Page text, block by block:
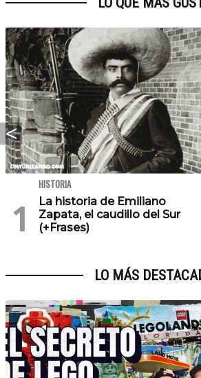
HISTORIA
La historia de Emiliano
Zapata, el caudillo del Sur
(+Frases)
LO MÁS